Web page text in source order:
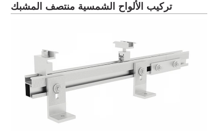
تركيب الألواح الشمسية منتصف المشبك